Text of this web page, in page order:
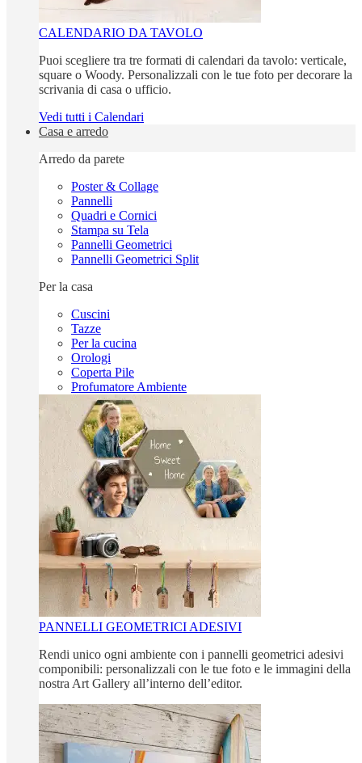
CALENDARIO DA TAVOLO
Puoi scegliere tra tre formati di calendari da tavolo: verticale,
square o Woody. Personalizzali con le tue foto per decorare la
scrivania di casa o ufficio.
Vedi tutti i Calendari
Casa e arredo
Arredo da parete
Poster & Collage
Pannelli
Quadri e Cornici
Stampa su Tela
Pannelli Geometrici
Pannelli Geometrici Split
Per la casa
Cuscini
Tazze
Per la cucina
Orologi
Coperta Pile
Profumatore Ambiente
PANNELLI GEOMETRICI ADESIVI
Rendi unico ogni ambiente con i pannelli geometrici adesivi
componibili: personalizzali con le tue foto e le immagini della
nostra Art Gallery all’interno dell’editor.